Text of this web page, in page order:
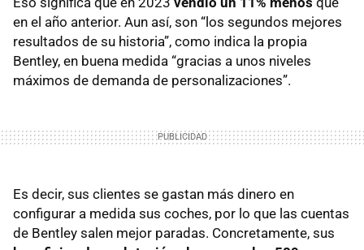
en el año anterior. Aun así, son “los segundos mejores
resultados de su historia”, como indica la propia
Bentley, en buena medida “gracias a unos niveles
máximos de demanda de personalizaciones”.
Es decir, sus clientes se gastan más dinero en
configurar a medida sus coches, por lo que las cuentas
de Bentley salen mejor paradas. Concretamente, sus